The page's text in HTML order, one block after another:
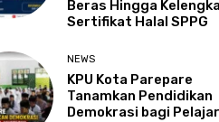
Beras Hingga
Sertifikat Halal SPPG
NEWS
KPU Kota Parepare
Tanamkan Pendidikan
Demokrasi bagi